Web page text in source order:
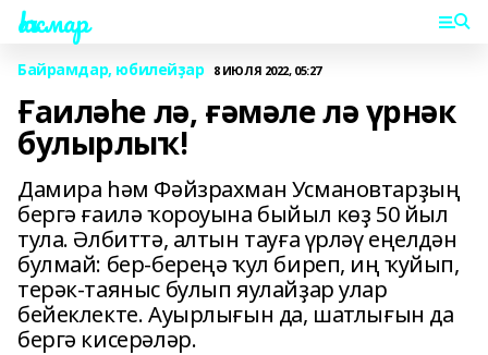
Һаҡмар
Байрамдар, юбилейҙар 8 ИЮЛЯ 2022, 05:27
Ғаиләһе лә, ғәмәле лә үрнәк
булырлыҡ!
Дамира һәм Фәйзрахман Усмановтарҙың
бергә ғаилә ҡороуына быйыл көҙ 50 йыл
тула. Әлбиттә, алтын тауға үрләү еңелдән
булмай: бер-береңә ҡул биреп, иң ҡуйып,
терәк-таяныс булып яулайҙар улар
бейеклекте. Ауырлығын да, шатлығын да
бергә кисерәләр.